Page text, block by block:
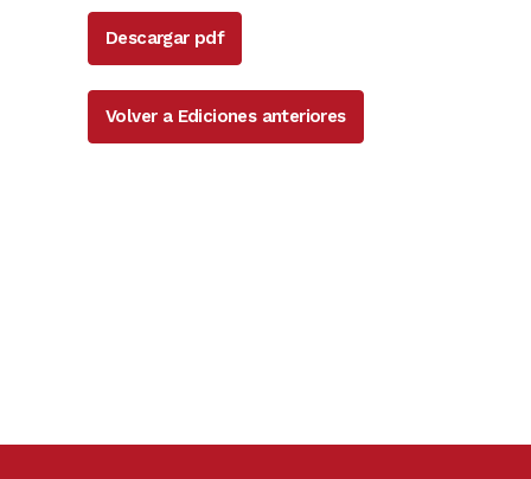
Descargar pdf
Volver a Ediciones anteriores